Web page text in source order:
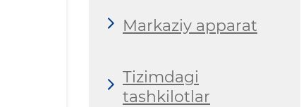
Markaziy apparat
Tizimdagi
tashkilotlar